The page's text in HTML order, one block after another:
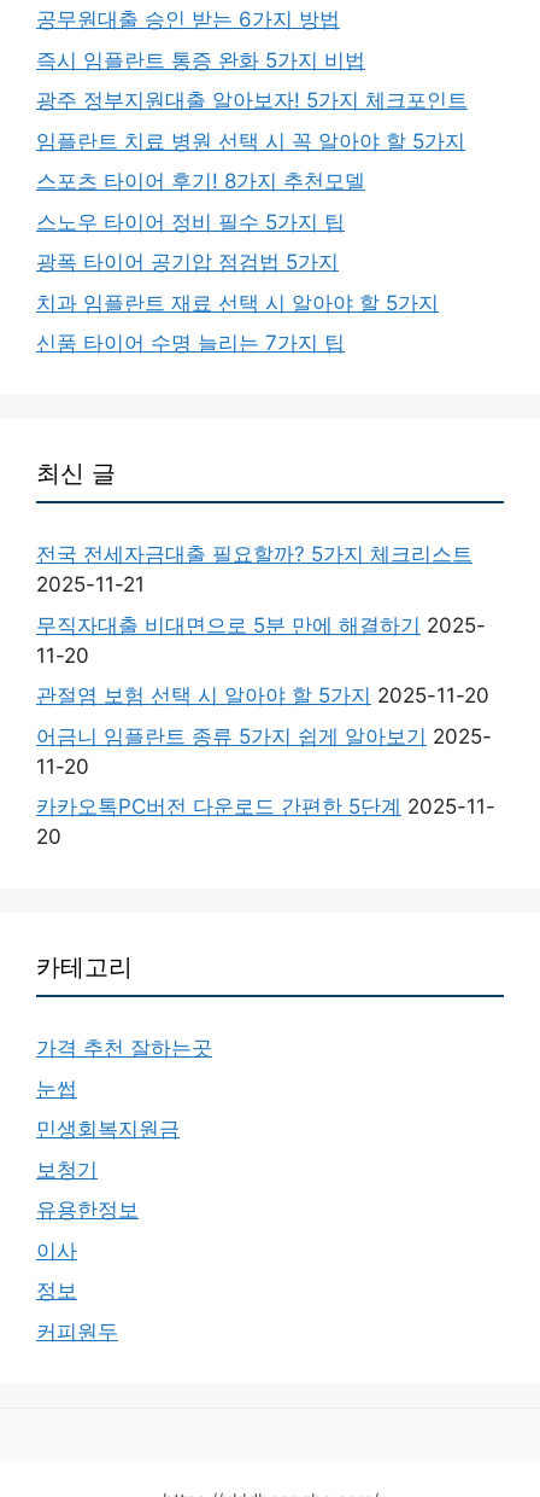
공무원대출 승인 받는 6가지 방법
즉시 임플란트 통증 완화 5가지 비법
광주 정부지원대출 알아보자! 5가지 체크포인트
임플란트 치료 병원 선택 시 꼭 알아야 할 5가지
스포츠 타이어 후기! 8가지 추천모델
스노우 타이어 정비 필수 5가지 팁
광폭 타이어 공기압 점검법 5가지
치과 임플란트 재료 선택 시 알아야 할 5가지
신품 타이어 수명 늘리는 7가지 팁
최신 글
전국 전세자금대출 필요할까? 5가지 체크리스트
2025-11-21
무직자대출 비대면으로 5분 만에 해결하기 2025-
11-20
관절염 보험 선택 시 알아야 할 5가지 2025-11-20
어금니 임플란트 종류 5가지 쉽게 알아보기 2025-
11-20
카카오톡PC버전 다운로드 간편한 5단계 2025-11-
20
카테고리
가격 추천 잘하는곳
눈썹
민생회복지원금
보청기
유용한정보
이사
정보
커피원두